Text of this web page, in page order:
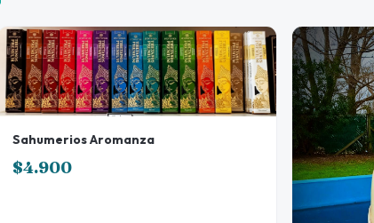
Sahumerios Aromanza
$4.900